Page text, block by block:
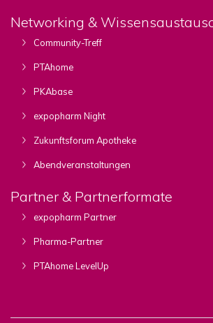
Networking &
Community-Treff
PTAhome
PKAbase
expopharm Night
Zukunftsforum Apotheke
Abendveranstaltungen
Partner & Partnerformate
expopharm Partner
Pharma-Partner
PTAhome LevelUp